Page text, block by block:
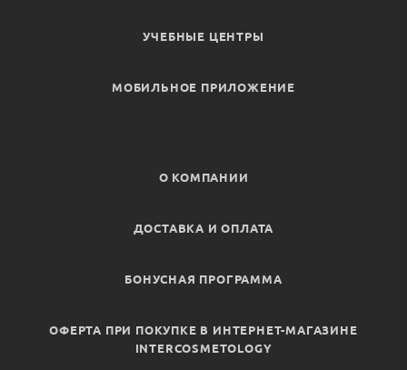
УЧЕБНЫЕ ЦЕНТРЫ
МОБИЛЬНОЕ ПРИЛОЖЕНИЕ
О КОМПАНИИ
ДОСТАВКА И ОПЛАТА
БОНУСНАЯ ПРОГРАММА
ОФЕРТА ПРИ ПОКУПКЕ В ИНТЕРНЕТ-МАГАЗИНЕ
INTERCOSMETOLOGY